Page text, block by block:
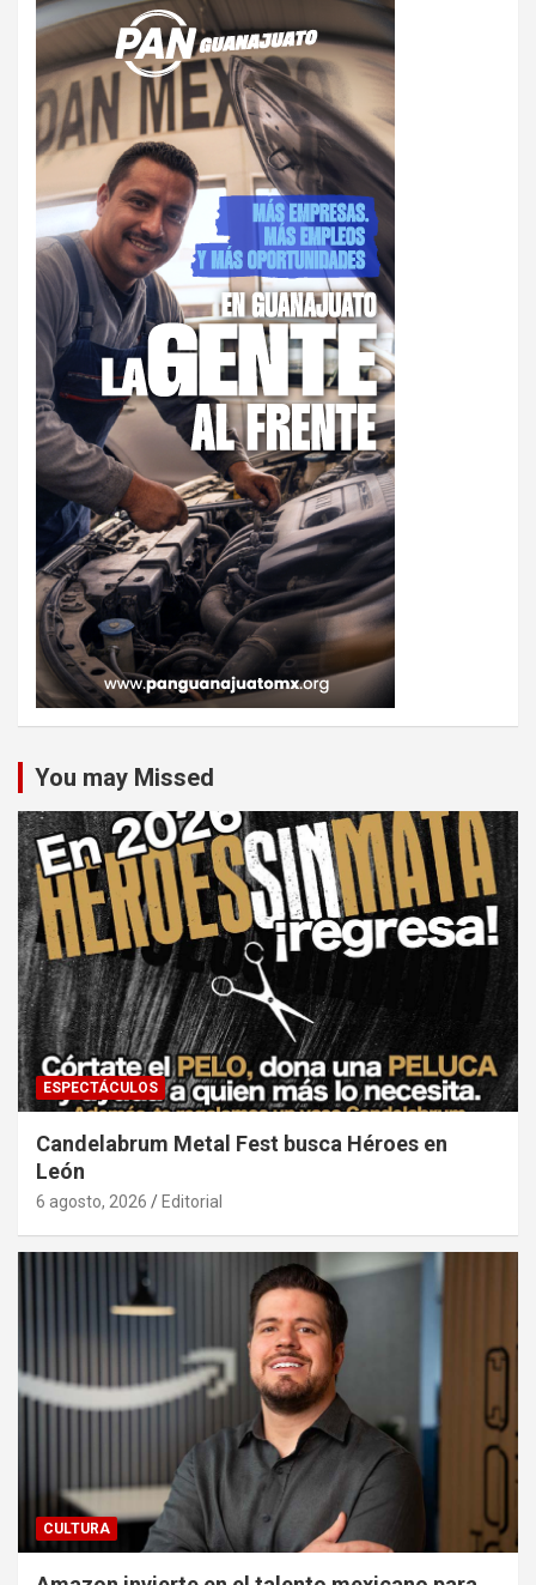
You may Missed
ESPECTÁCULOS
Candelabrum Metal Fest busca Héroes en
León
6 agosto, 2026 Editorial
CULTURA